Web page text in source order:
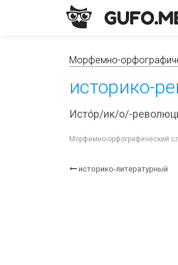
Морфемно-
историко-
Исто́р/ик/о/-
Морфемно-орфографический
историко-литературный